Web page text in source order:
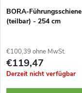
BORA-Führungsschiene
(teilbar) - 254 cm
€100,39 ohne MwSt.
€119,47
Derzeit nicht verfügbar